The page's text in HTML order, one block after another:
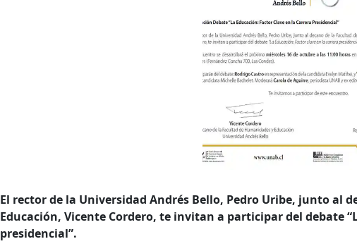
El rector de la Universidad Andrés Bello, Pedro Uribe, junto al
Educación, Vicente Cordero, te invitan a participar del debate
presidencial”.
Búsqueda Avanzada
Palabra clave